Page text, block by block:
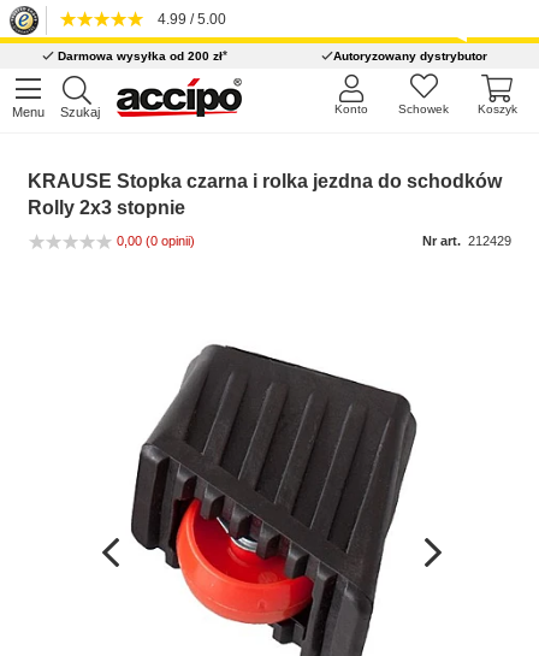
4.99 / 5.00
Darmowa wysyłka od 200 zł* Autoryzowany dystrybutor
Menu Szukaj Koszyk
Schowek
Konto
KRAUSE Stopka czarna i rolka jezdna do schodków
Rolly 2x3 stopnie
0,00 (0 opinii) Nr art. 212429